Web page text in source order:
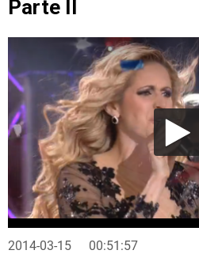
Parte II
2014-03-15 00:51:57